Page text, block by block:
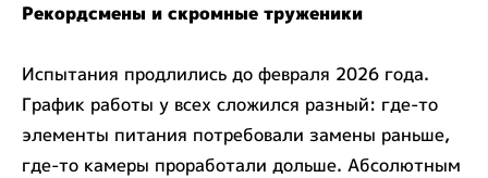
Рекордсмены и скромные труженики
Испытания продлились до февраля 2026 года.
График работы у всех сложился разный: где-то
элементы питания потребовали замены раньше,
где-то камеры проработали дольше. Абсолютным